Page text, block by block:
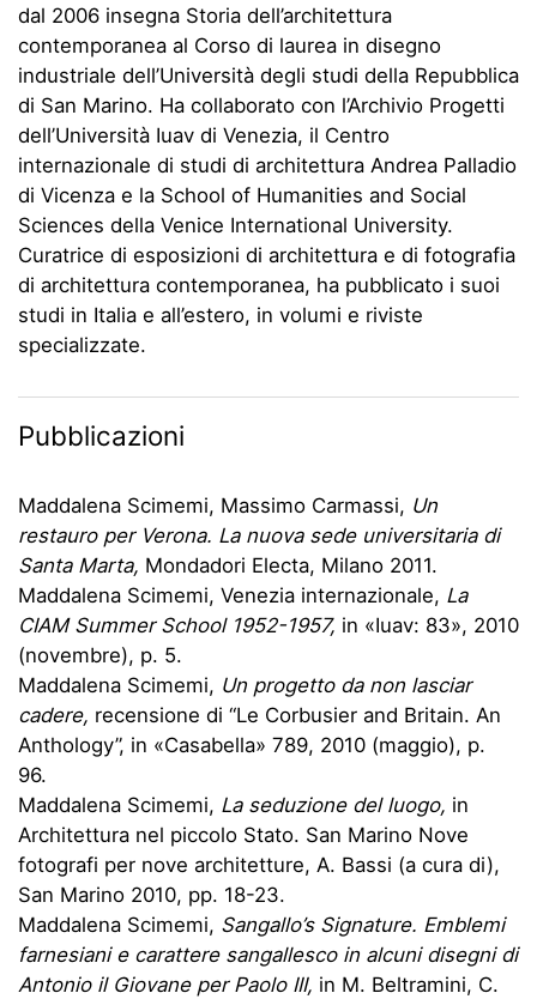
dal 2006 insegna Storia dell’architettura
contemporanea al Corso di laurea in disegno
industriale dell’Università degli studi della Repubblica
di San Marino. Ha collaborato con l’Archivio Progetti
dell’Università Iuav di Venezia, il Centro
internazionale di studi di architettura Andrea Palladio
di Vicenza e la School of Humanities and Social
Sciences della Venice International University.
Curatrice di esposizioni di architettura e di fotografia
di architettura contemporanea, ha pubblicato i suoi
studi in Italia e all’estero, in volumi e riviste
specializzate.
Pubblicazioni
Maddalena Scimemi, Massimo Carmassi, Un
restauro per Verona. La nuova sede universitaria di
Santa Marta, Mondadori Electa, Milano 2011.
Maddalena Scimemi, Venezia internazionale, La
CIAM Summer School 1952-1957, in «Iuav: 83», 2010
(novembre), p. 5.
Maddalena Scimemi, Un progetto da non lasciar
cadere, recensione di “Le Corbusier and Britain. An
Anthology”, in «Casabella» 789, 2010 (maggio), p.
96.
Maddalena Scimemi, La seduzione del luogo, in
Architettura nel piccolo Stato. San Marino Nove
fotografi per nove architetture, A. Bassi (a cura di),
San Marino 2010, pp. 18-23.
Maddalena Scimemi, Sangallo’s Signature. Emblemi
farnesiani e carattere sangallesco in alcuni disegni di
Antonio il Giovane per Paolo III, in M. Beltramini, C.